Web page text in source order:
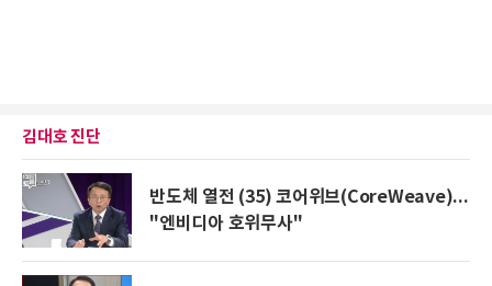
김대호 진단
반도체 열전 (35) 코어위브(CoreWeave)...
"엔비디아 호위무사"